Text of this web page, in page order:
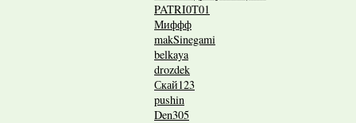
PATRI0T01
Миффф
makSinegami
belkaya
drozdek
Скай123
pushin
Den305